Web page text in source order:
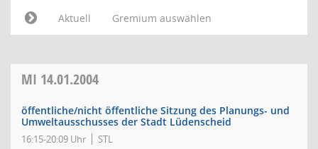
Aktuell
Gremium auswählen
MI 14.01.2004
öffentliche/nicht öffentliche Sitzung des Planungs- und
Umweltausschusses der Stadt Lüdenscheid
16:15-20:09 Uhr STL